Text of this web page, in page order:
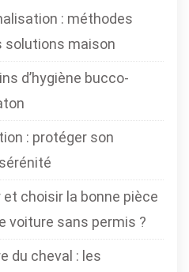
: méthodes
solutions maison
d’hygiène bucco-
: protéger son
choisir la bonne pièce
voiture sans permis ?
du cheval : les